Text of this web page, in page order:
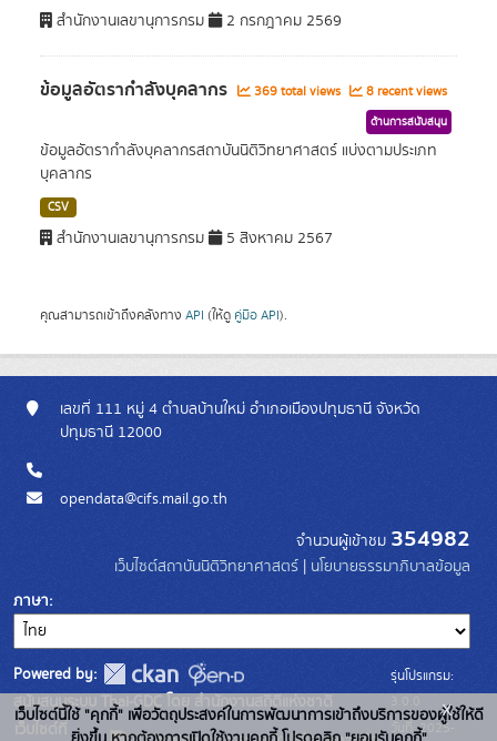
สำนักงานเลขานุการกรม 2 กรกฎาคม 2569
ข้อมูลอัตรากำลังบุคลากร 369 total views 8 recent views
ด้านการสนับสนุน
ข้อมูลอัตรากำลังบุคลากรสถาบันนิติวิทยาศาสตร์ แบ่งตามประเภท
บุคลากร
CSV
สำนักงานเลขานุการกรม 5 สิงหาคม 2567
คุณสามารถเข้าถึงคลังทาง API (ให้ดู คู่มือ API).
เลขที่ 111 หมู่ 4 ตำบลบ้านใหม่ อำเภอเมืองปทุมธานี จังหวัด
ปทุมธานี 12000
opendata@cifs.mail.go.th
จำนวนผู้เข้าชม 354982
เว็บไซต์สถาบันนิติวิทยาศาสตร์ | นโยบายธรรมาภิบาลข้อมูล
ภาษา
Powered by:
สนับสนุนระบบ Thai-GDC โดย สำนักงานสถิติแห่งชาติ
รุ่นโปรแกรม:
วันที่: 2025-
เว็บไซต์นี้ใช้ "คุกกี้" เพื่อวัตถุประสงค์ในการพัฒนาการเข้าถึงบริการของผู้ใช้ให้ดี
x